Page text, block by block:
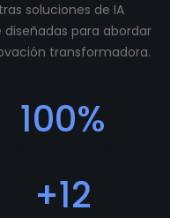
soluciones de IA
para abordar
transformadora.
100%
+12